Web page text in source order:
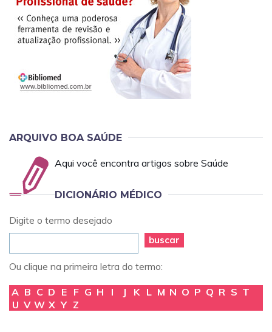
ARQUIVO BOA SAÚDE
Aqui você encontra artigos sobre Saúde
DICIONÁRIO MÉDICO
Digite o termo desejado
buscar
Ou clique na primeira letra do termo:
A B C D E F G H I J K L M N O P Q R S T
U V W X Y Z